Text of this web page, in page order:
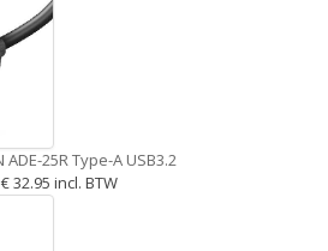
ADE-25R Type-A USB3.2
€ 32.95 incl. BTW